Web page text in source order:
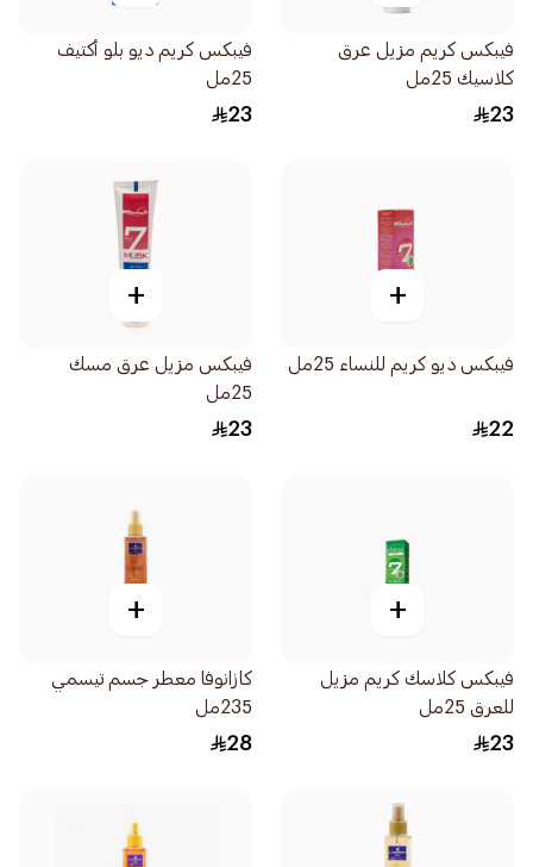
فيبكس كريم مزيل عرق
كلاسيك 25مل
23
فيبكس كريم ديو بلو أكتيف
25مل
23
+
فيبكس ديو كريم للنساء 25مل
22
+
فيبكس مزيل عرق مسك
25مل
23
+
فيبكس كلاسك كريم مزيل
للعرق 25مل
23
+
كازانوفا معطر جسم تيسمي
235مل
28